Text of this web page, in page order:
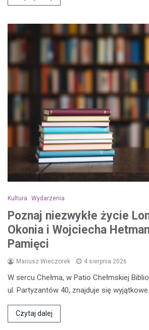
Kultura Wydarzenia
Poznaj niezwykłe życie
Okonia i Wojciecha
Pamięci
Mariusz Wieczorek 4 sierpnia 2026
W sercu Chełma, w Patio Chełmskiej
ul. Partyzantów 40, znajduje się
Czytaj dalej